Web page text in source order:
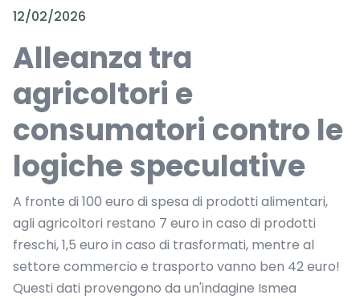
12/02/2026
Alleanza tra
agricoltori e
consumatori contro le
logiche speculative
A fronte di 100 euro di spesa di prodotti alimentari,
agli agricoltori restano 7 euro in caso di prodotti
freschi, 1,5 euro in caso di trasformati, mentre al
settore commercio e trasporto vanno ben 42 euro!
Questi dati provengono da un'indagine Ismea